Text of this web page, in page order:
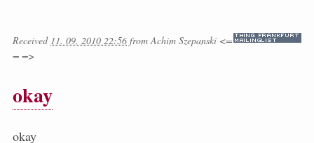
Received 11. 09. 2010 22:56 fromAchim Szepanski <=
= =>
okay
okay